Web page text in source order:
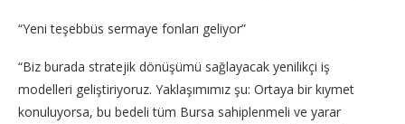
“Yeni teşebbüs sermaye fonları geliyor”
“Biz burada stratejik dönüşümü sağlayacak yenilikçi iş
modelleri geliştiriyoruz. Yaklaşımımız şu: Ortaya bir kıymet
konuluyorsa, bu bedeli tüm Bursa sahiplenmeli ve yarar